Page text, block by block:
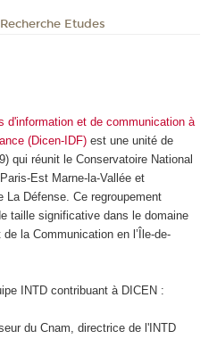
Recherche Etudes
d'information et de communication à
(Dicen-IDF) est une unité de
qui réunit le Conservatoire National
Est Marne-la-Vallée et
La Défense. Ce regroupement
taille significative dans le domaine
la Communication en l’Île-de-
INTD contribuant à DICEN :
du Cnam, directrice de l'INTD